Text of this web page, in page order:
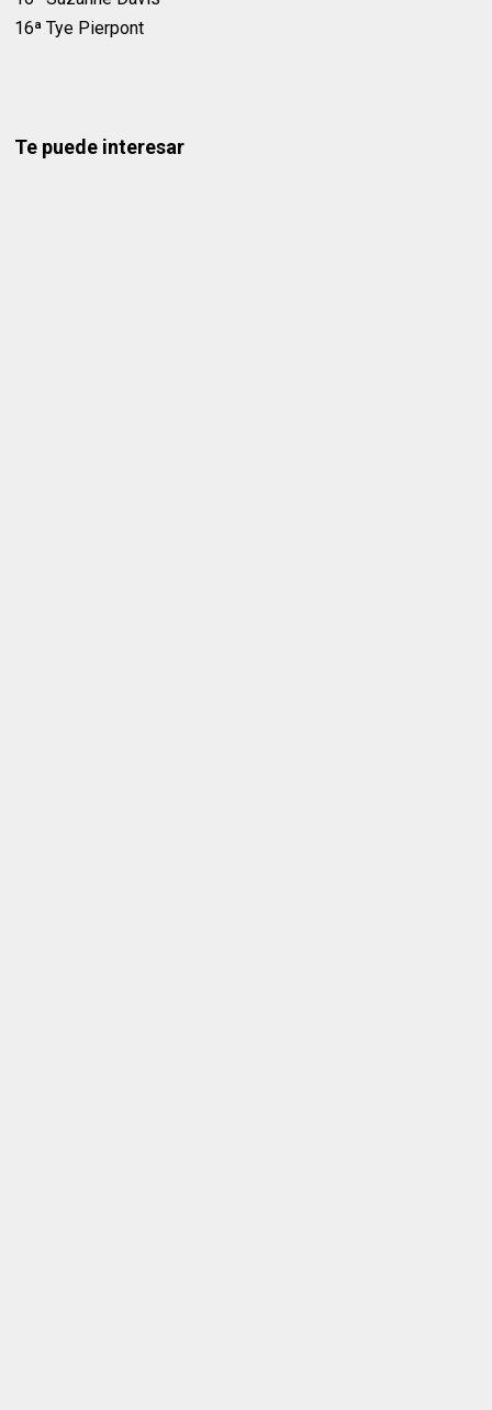
16ª Tye Pierpont
Te puede interesar